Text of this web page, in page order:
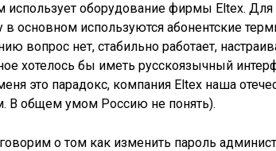
использует оборудование фирмы Eltex.
в основном используются абонентские
вопрос нет, стабильно работает,
хотелось бы иметь русскоязычный
это парадокс, компания Eltex наша
В общем умом Россию не понять).
о том как изменить пароль